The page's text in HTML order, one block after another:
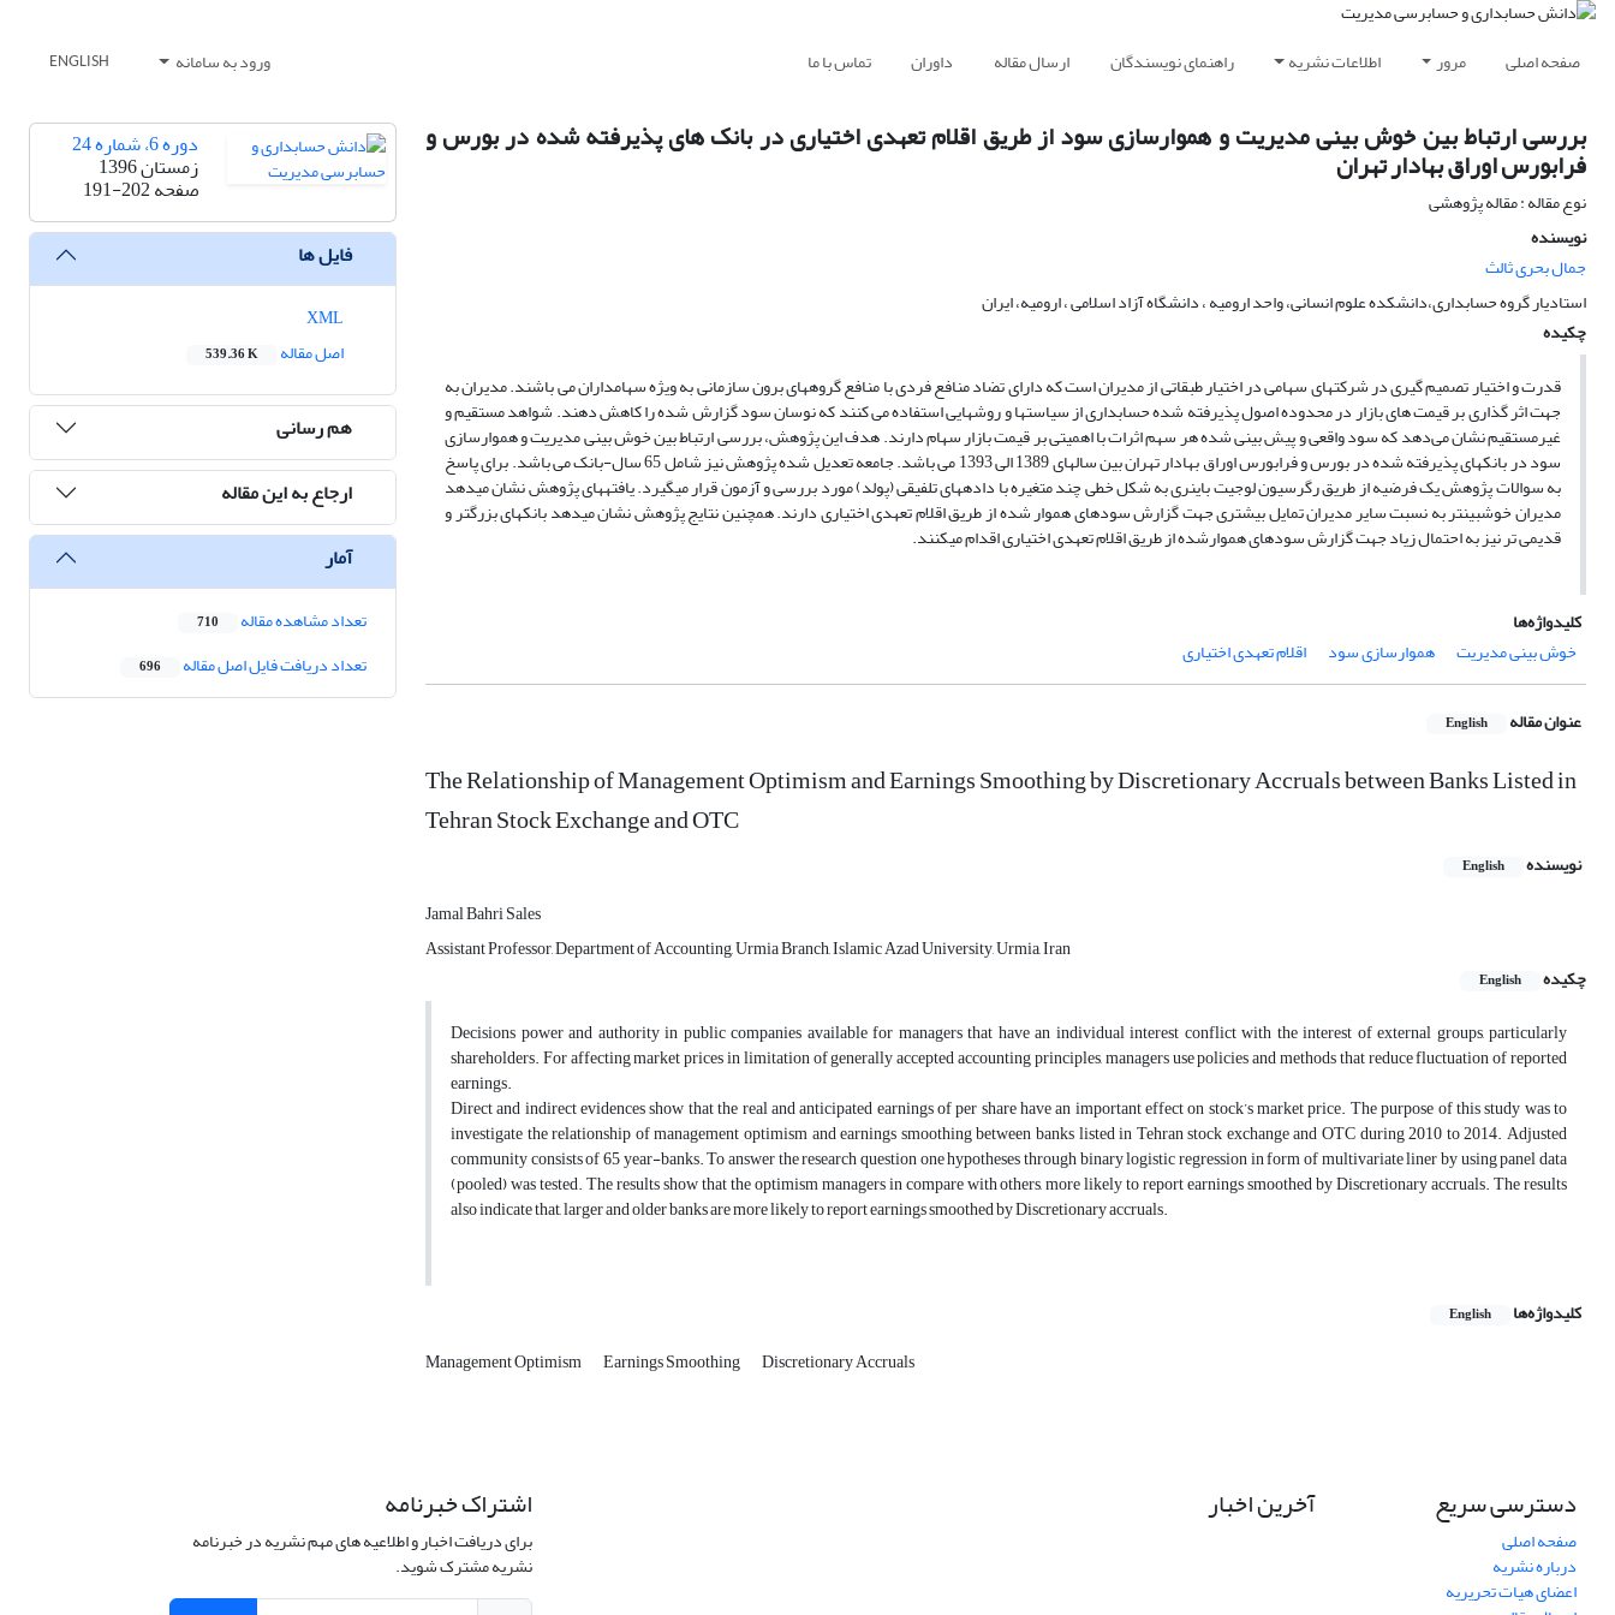
صفحه اصلی مرور اطلاعات نشریه راهنمای نویسندگان ارسال مقاله داوران تماس با ما ورود به سامانه ENGLISH
بررسی ارتباط بین خوش بینی مدیریت و هموارسازی سود از طریق اقلام تعهدی اختیاری در بانک های پذیرفته شده در بورس و
فرابورس اوراق بهادار تهران
نوع مقاله : مقاله پژوهشی
نویسنده
جمال بحری ثالث
استادیار گروه حسابداری،دانشکده علوم انسانی، واحد ارومیه ، دانشگاه آزاد اسلامی ، ارومیه، ایران
چکیده
قدرت و اختیار تصمیم گیری در شرکتهای سهامی در اختیار طبقاتی از مدیران است که دارای تضاد منافع فردی با منافع گروههای برون سازمانی به ویژه سهامداران می باشند. مدیران به
جهت اثر گذاری بر قیمت های بازار در محدوده اصول پذیرفته شده حسابداری از سیاستها و روش­هایی استفاده می کنند که نوسان سود گزارش شده را کاهش دهند. شواهد مستقیم و
غیرمستقیم نشان می‌دهد که سود واقعی و پیش بینی شده هر سهم اثرات با اهمیتی بر قیمت بازار سهام دارند. هدف این پژوهش، بررسی ارتباط بین خوش بینی مدیریت و هموارسازی
سود در بانک­های پذیرفته شده در بورس و فرابورس اوراق بهادار تهران بین سالهای 1389 الی 1393 می باشد. جامعه تعدیل شده پژوهش نیز شامل 65 سال-بانک می باشد. برای پاسخ
به سوالات پژوهش یک فرضیه از طریق رگرسیون لوجیت باینری به شکل خطی چند متغیره با داده­های تلفیقی (پولد) مورد بررسی و آزمون قرار می­گیرد. یافته­های پژوهش نشان می­دهد
مدیران خوشبین­تر به نسبت سایر مدیران تمایل بیشتری جهت گزارش سودهای هموار شده از طریق اقلام تعهدی اختیاری دارند. همچنین نتایج پژوهش نشان می­دهد بانک­های بزرگتر و
قدیمی تر نیز به احتمال زیاد جهت گزارش سودهای هموارشده از طریق اقلام تعهدی اختیاری اقدام می­کنند.
کلیدواژه‌ها
خوش بینی مدیریت
هموارسازی سود اقلام تعهدی اختیاری
عنوان مقاله English
The Relationship of Management Optimism and Earnings Smoothing by Discretionary Accruals between Banks Listed in
Tehran Stock Exchange and OTC
نویسنده English
Jamal Bahri Sales
Assistant Professor, Department of Accounting, Urmia Branch, Islamic Azad University, Urmia, Iran
چکیده
English
Decisions power and authority in public companies available for managers that have an individual interest conflict with the interest of external groups, particularly
shareholders. For affecting market prices in limitation of generally accepted accounting principles, managers use policies and methods that reduce fluctuation of reported
earnings.
Direct and indirect evidences show that the real and anticipated earnings of per share have an important effect on stock’s market price. The purpose of this study was to
investigate the relationship of management optimism and earnings smoothing between banks listed in Tehran stock exchange and OTC during 2010 to 2014. Adjusted
community consists of 65 year-banks. To answer the research question one hypotheses through binary logistic regression in form of multivariate liner by using panel data
(pooled) was tested. The results show that the optimism managers in compare with others, more likely to report earnings smoothed by Discretionary accruals. The results
also indicate that, larger and older banks are more likely to report earnings smoothed by Discretionary accruals.
کلیدواژه‌ها English
Management Optimism Earnings Smoothing Discretionary Accruals
دوره 6، شماره 24
زمستان 1396
صفحه191-202
فایل ها
اصل مقاله
539.36 K
هم رسانی
ارجاع به این مقاله
آمار
تعداد مشاهده مقاله 710
تعداد دریافت فایل اصل مقاله 696
دسترسی سریع
صفحه اصلی
درباره نشریه
اعضای هیات تحریریه
آخرین اخبار اشتراک خبرنامه
برای دریافت اخبار و اطلاعیه های مهم نشریه در خبرنامه
نشریه مشترک شوید.